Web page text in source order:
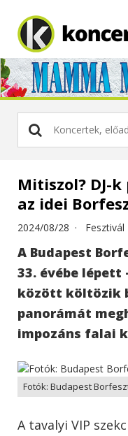
Mitiszol? DJ-
az idei
2024/08/28 · Fesztivál
A Budapest
33. évébe lépett
között költözik
panorámát
impozáns falai
Fotók: Budapest
A tavalyi VIP